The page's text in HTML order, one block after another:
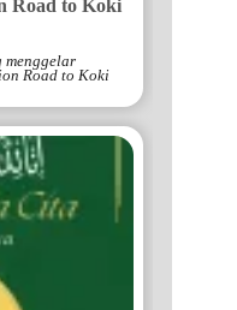
Road to Koki
menggelar
Road to Koki